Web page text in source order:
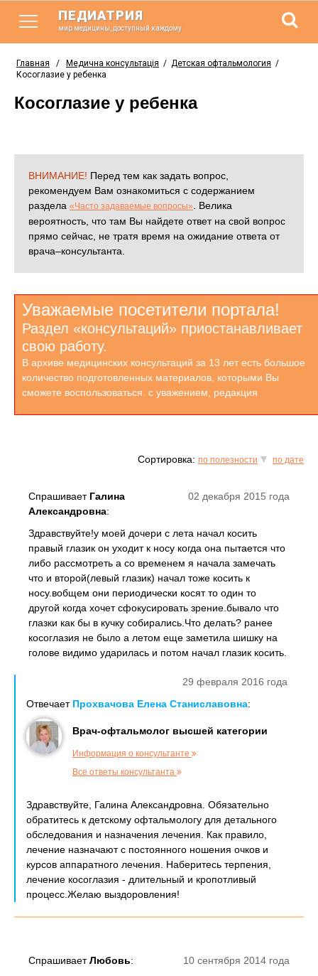
ПЕДИАТРИЯ
мир медицины, доступный каждому
Главная / Медична консультація / Детская офтальмология /
Косоглазие у ребенка
Косоглазие у ребенка
ВНИМАНИЕ! Перед тем как задать вопрос,
рекомендуем Вам ознакомиться с содержанием
раздела «Часто задаваемые вопросы»
. Велика
вероятность, что там Вы найдете ответ на свой вопрос
прямо сейчас, не тратя время на ожидание ответа от
врача–консультанта.
Уважаемые посетители портала!
Раздел «консультаций» приостанавливает
свою работу.
В архиве медицинских консультаций за 13 лет есть большое
количество подготовленных материалов, которыми Вы
сможете воспользоваться. с уважением, редакция
Сортировка: по полезности по дате
02 декабря 2015 года
Спрашивает Галина
Александровна:
Здравствуйте!у моей дочери с лета начал косить
правый глазик он уходит к носу когда она пытается что
либо рассмотреть а со временем я начала замечать
что и второй(левый глазик) начал тоже косить к
носу.вобщем они периодически косят то один то
другой когда хочет сфокусировать зрение.бывало что
глазки как бы в кучку собирались.Что делать? ранее
косоглазия не было а летом еще заметила шишку на
голове видимо ударилась и потом начал глазик косить.
29 февраля 2016 года
Отвечает Прохвачова Елена Станиславовна:
Врач-офтальмолог высшей категории
Информация о консультанте
Все ответы консультанта
Здравствуйте, Галина Александровна. Обязательно
обратитесь к детскому офтальмологу для детального
обследования и назначения лечения. Как правило,
лечение назначают с постоянного ношения очков и
курсов аппаратного лечения. Наберитесь терпения,
лечение косоглазия - длительный и кропотливый
процесс.Желаю выздоровления!
10 сентября 2014 года
СпрашиваетЛюбовь: